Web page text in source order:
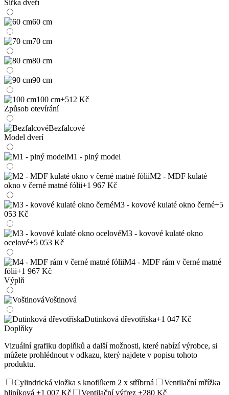
Šířka dveří
60 cm
70 cm
80 cm
90 cm
100 cm+512 Kč
Způsob otevírání
Bezfalcové
Model dverí
M1 - plný model
M2 - MDF kulaté
okno v černé matné fólii+1 967 Kč
M3 - kovové kulaté okno černé+5
053 Kč
M3 - kovové kulaté okno
ocelové+5 053 Kč
M4 - MDF rám v černé matné
fólii+1 967 Kč
Výplň
Voštinová
Dutinková dřevotříska+1 047 Kč
Doplňky
Vizuální grafiku doplňků a další možnosti, které nabízí výrobce, si
můžete prohlédnout v odkazu, který najdete v popisu tohoto
produktu.
Cylindrická vložka s knoflíkem 2 x stříbrná
Ventilační mřížka
hliníková +1 007 Kč Ventilační výfrez +280 Kč